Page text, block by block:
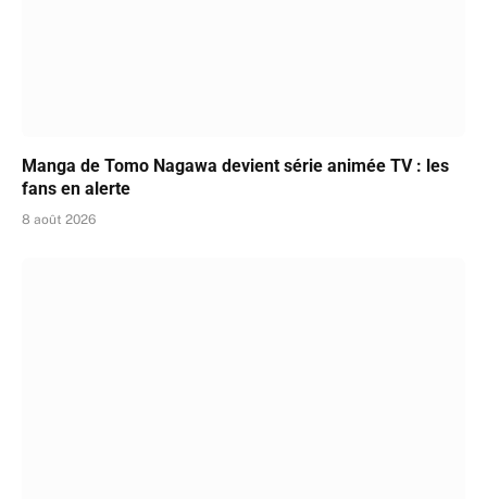
Manga de Tomo Nagawa devient série animée TV : les
fans en alerte
8 août 2026